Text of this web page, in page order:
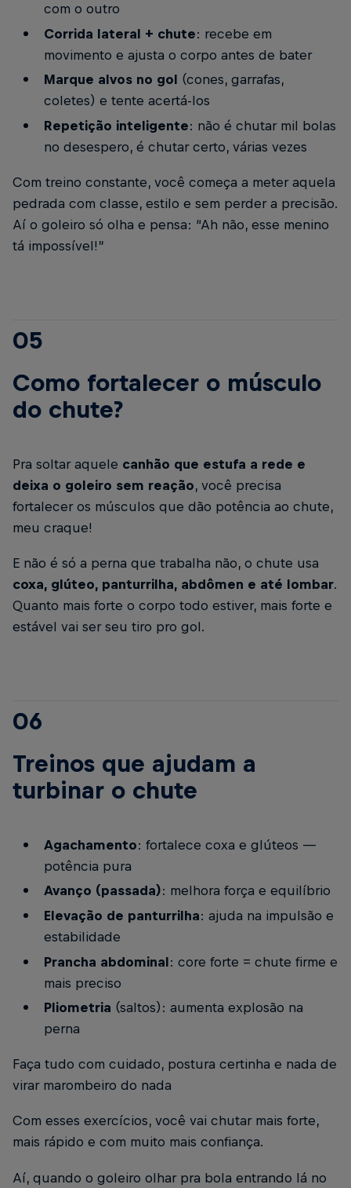
com o outro
Corrida lateral + chute: recebe em
movimento e ajusta o corpo antes de bater
Marque alvos no gol (cones, garrafas,
coletes) e tente acertá-los
Repetição inteligente: não é chutar mil bolas
no desespero, é chutar certo, várias vezes
Com treino constante, você começa a meter aquela
pedrada com classe, estilo e sem perder a precisão.
Aí o goleiro só olha e pensa: “Ah não, esse menino
tá impossível!”
05
Como fortalecer o músculo
do chute?
Pra soltar aquele canhão que estufa a rede e
deixa o goleiro sem reação, você precisa
fortalecer os músculos que dão potência ao chute,
meu craque!
E não é só a perna que trabalha não, o chute usa
coxa, glúteo, panturrilha, abdômen e até lombar.
Quanto mais forte o corpo todo estiver, mais forte e
estável vai ser seu tiro pro gol.
06
Treinos que ajudam a
turbinar o chute
Agachamento: fortalece coxa e glúteos —
potência pura
Avanço (passada): melhora força e equilíbrio
Elevação de panturrilha: ajuda na impulsão e
estabilidade
Prancha abdominal: core forte = chute firme e
mais preciso
Pliometria (saltos): aumenta explosão na
perna
Faça tudo com cuidado, postura certinha e nada de
virar marombeiro do nada
Com esses exercícios, você vai chutar mais forte,
mais rápido e com muito mais confiança.
Aí, quando o goleiro olhar pra bola entrando lá no